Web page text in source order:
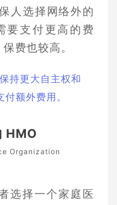
人选择网络外的
要支付更高的费
费也较高。
持更大自主权和
额外费用。
HMO
Organization
选择一个家庭医